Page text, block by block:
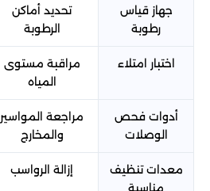
جهاز قياس
رطوبة
تحديد أماكن
الرطوبة
اختبار امتلاء
مراقبة مستوى
المياه
أدوات فحص
الوصلات
مراجعة المواسير
والمخارج
معدات تنظيف
مناسبة
إزالة الرواسب